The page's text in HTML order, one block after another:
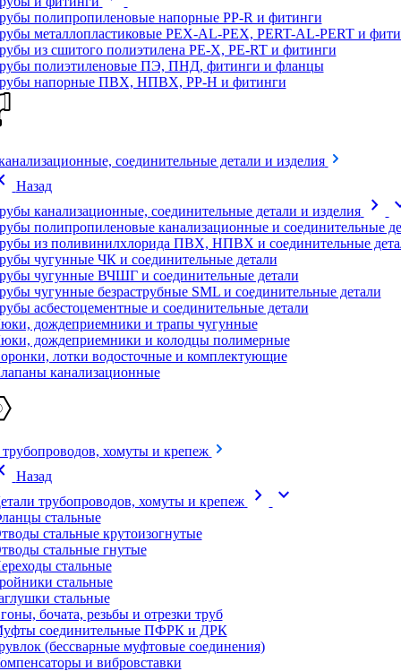
полипропиленовые напорные PP-R и фитинги
металлопластиковые PEX-AL-PEX, PERT-AL-PERT и
из сшитого полиэтилена PE-X, PE-RT и фитинги
полиэтиленовые ПЭ, ПНД, фитинги и фланцы
напорные ПВХ, НПВХ, PP-H и фитинги
соединительные детали и изделия
Назад
канализационные, соединительные детали и изделия
chevron_right
полипропиленовые канализационные и соединительные
из поливинилхлорида ПВХ, НПВХ и соединительные
чугунные ЧК и соединительные детали
чугунные ВЧШГ и соединительные детали
чугунные безраструбные SML и соединительные детали
асбестоцементные и соединительные детали
дождеприемники и трапы чугунные
дождеприемники и колодцы полимерные
лотки водосточные и комплектующие
канализационные
трубопроводов, хомуты и крепеж
Назад
трубопроводов, хомуты и крепеж
chevron_right expand_more
стальные
стальные крутоизогнутые
стальные гнутые
стальные
стальные
стальные
бочата, резьбы и отрезки труб
соединительные ПФРК и ДРК
(бессварные муфтовые соединения)
и вибровставки